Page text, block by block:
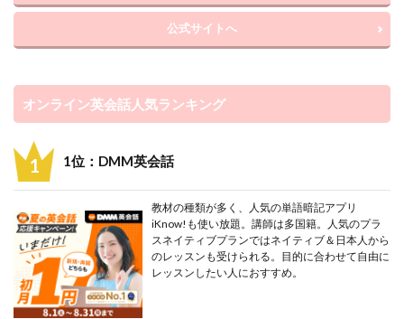
公式サイトへ
オンライン英会話人気ランキング
1位：DMM英会話
教材の種類が多く、人気の単語暗記アプリ
iKnow!も使い放題。講師は多国籍。人気のプラ
スネイティブプランではネイティブ＆日本人から
のレッスンも受けられる。目的に合わせて自由に
レッスンしたい人におすすめ。